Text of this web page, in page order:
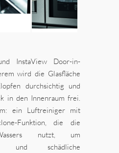
InstaView Door-in-
wird die Glasfläche
durchsichtig und
in den Innenraum frei.
ein Luftreiniger mit
Funktion, die die
nutzt, um
und schädliche